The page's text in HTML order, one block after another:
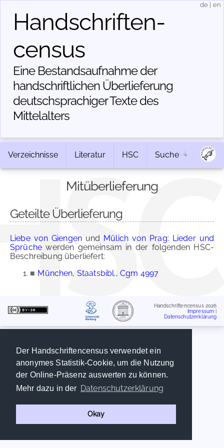
Der Handschriftencensus verwendet ein
anonymes Statistik-Cookie, um die Nutzung
der Online-Präsenz auswerten zu können.
Mehr dazu in der Datenschutzerklärung
Okay
Handschriften­
census
Eine Bestandsaufnahme der
handschriftlichen Über­lieferung
deutschsprachiger Texte des
Mittelalters
de en
Verzeichnisse Literatur HSC Suche
Mitüberlieferung
Geteilte Überlieferung
Liebe von Giengen und Mülich von Prag: Lieder und
Sprüche werden gemeinsam in der folgenden HSC-
Beschreibung überliefert:
■ München, Staatsbibl., Cgm 4997
Handschriftencensus 2026
Impressum
Datenschutzerklärung